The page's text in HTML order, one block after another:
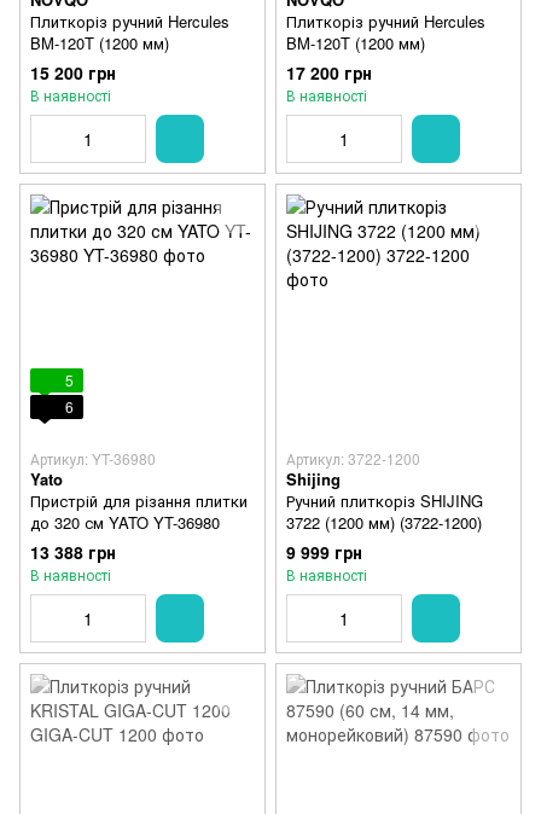
Плиткоріз ручний Hercules
BM-120T (1200 мм)
15 200 грн
В наявності
Плиткоріз ручний Hercules
BM-120T (1200 мм)
17 200 грн
В наявності
5
6
Артикул: YT-36980
Yato
Пристрій для різання плитки
до 320 см YATO YT-36980
13 388 грн
В наявності
Артикул: 3722-1200
Shijing
Ручний плиткоріз SHIJING
3722 (1200 мм) (3722-1200)
9 999 грн
В наявності